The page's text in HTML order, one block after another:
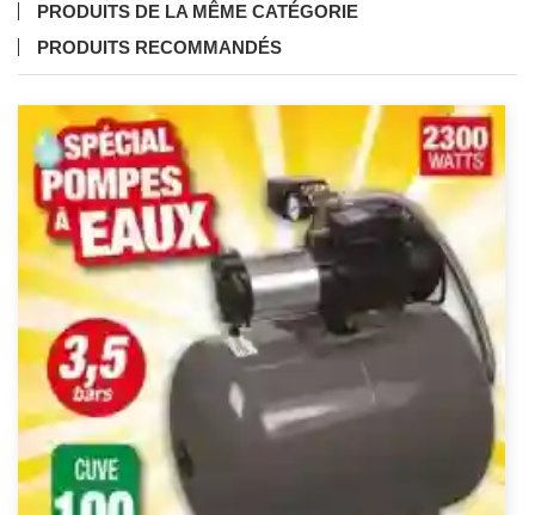
PRODUITS DE LA MÊME CATÉGORIE
PRODUITS RECOMMANDÉS